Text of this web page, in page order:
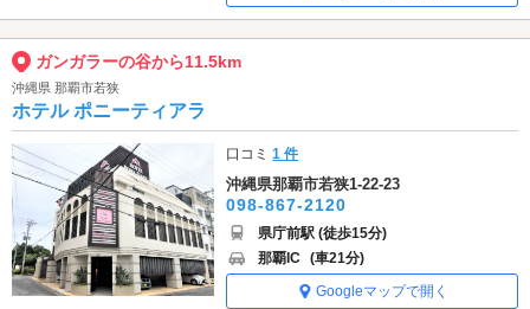
ガンガラーの谷から11.5km
沖縄県 那覇市若狭
ホテル ポニーティアラ
口コミ1 件
沖縄県那覇市若狭1-22-23
098-867-2120
県庁前駅 (徒歩15分)
那覇IC (車21分)
Googleマップで開く